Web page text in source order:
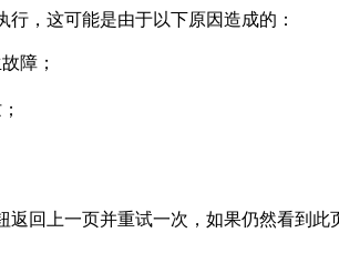
行，这可能是由于以下原因造成的：
障；
返回上一页并重试一次，如果仍然看到此